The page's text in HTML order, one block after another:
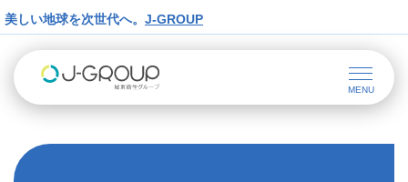
美しい地球を次世代へ。 J-GROUP